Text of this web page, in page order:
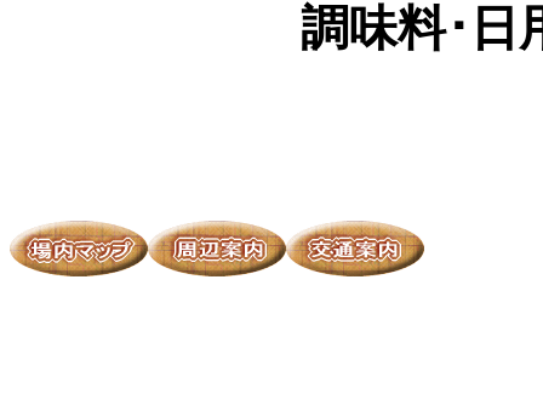
調味料･日